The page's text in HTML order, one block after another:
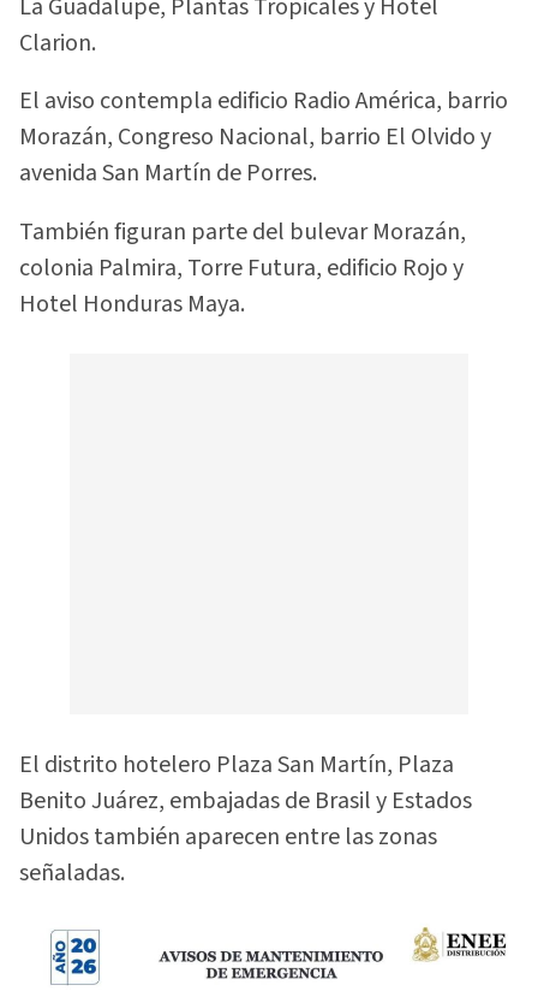
La Guadalupe, Plantas Tropicales y Hotel
Clarion.
El aviso contempla edificio Radio América, barrio
Morazán, Congreso Nacional, barrio El Olvido y
avenida San Martín de Porres.
También figuran parte del bulevar Morazán,
colonia Palmira, Torre Futura, edificio Rojo y
Hotel Honduras Maya.
El distrito hotelero Plaza San Martín, Plaza
Benito Juárez, embajadas de Brasil y Estados
Unidos también aparecen entre las zonas
señaladas.